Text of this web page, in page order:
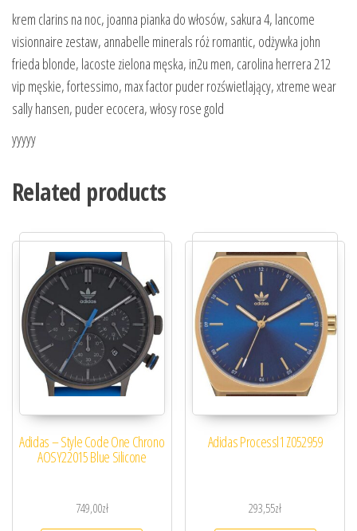
krem clarins na noc, joanna pianka do włosów, sakura 4, lancome
visionnaire zestaw, annabelle minerals róż romantic, odżywka john
frieda blonde, lacoste zielona męska, in2u men, carolina herrera 212
vip męskie, fortessimo, max factor puder rozświetlający, xtreme wear
sally hansen, puder ecocera, włosy rose gold
yyyyy
Related products
Adidas – Style Code One Chrono
AOSY22015 Blue Silicone
749,00zł
Adidas Processl1 Z052959
293,55zł